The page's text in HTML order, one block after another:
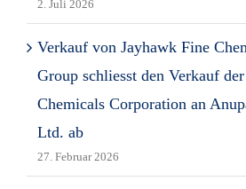
2. Juli 2026
Verkauf von Jayhawk Fine
Group schliesst den Verkauf
Chemicals Corporation an
Ltd. ab
27. Februar 2026